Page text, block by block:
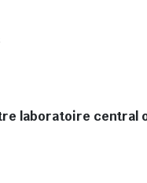
laboratoire